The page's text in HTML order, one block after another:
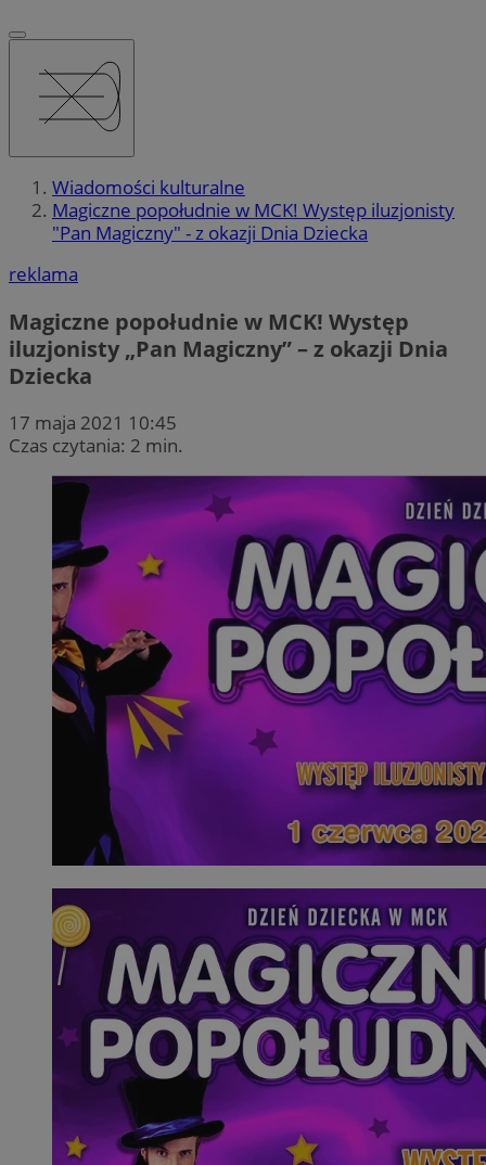
Wiadomości kulturalne
Magiczne popołudnie w MCK! Występ iluzjonisty
"Pan Magiczny" - z okazji Dnia Dziecka
reklama
Magiczne popołudnie w MCK! Występ
iluzjonisty „Pan Magiczny” – z okazji Dnia
Dziecka
17 maja 2021 10:45
Czas czytania: 2 min.